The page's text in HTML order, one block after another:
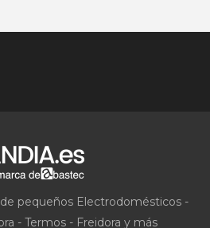
pequeños Electrodomésticos -
- Termos - Freidora y más